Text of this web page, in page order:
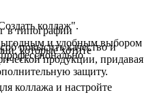
в типографии
и удобным выбором
повысить качество и
продукции, придавая
защиту.
коллаж".
которые хотите
коллажа и настройте